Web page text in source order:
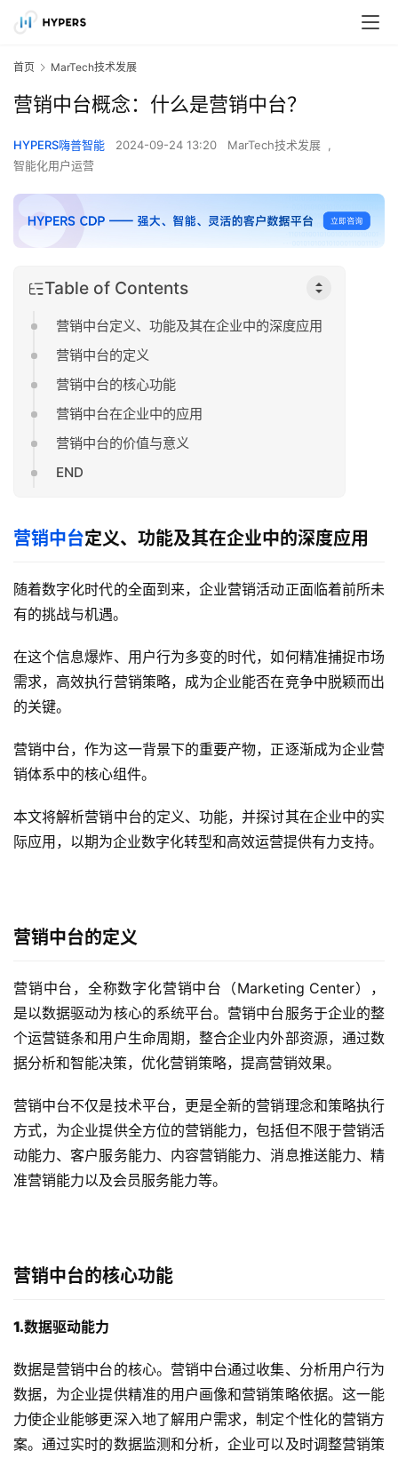
首页 MarTech技术发展
营销中台概念：什么是营销中台？
HYPERS嗨普智能 2024-09-24 13:20 MarTech技术发展 ,
智能化用户运营
Table of Contents
营销中台定义、功能及其在企业中的深度应用
营销中台的定义
营销中台的核心功能
营销中台在企业中的应用
营销中台的价值与意义
END
营销中台定义、功能及其在企业中的深度应用
随着数字化时代的全面到来，企业营销活动正面临着前所未
有的挑战与机遇。
在这个信息爆炸、用户行为多变的时代，如何精准捕捉市场
需求，高效执行营销策略，成为企业能否在竞争中脱颖而出
的关键。
营销中台，作为这一背景下的重要产物，正逐渐成为企业营
销体系中的核心组件。
本文将解析营销中台的定义、功能，并探讨其在企业中的实
际应用，以期为企业数字化转型和高效运营提供有力支持。
营销中台的定义
营销中台，全称数字化营销中台（Marketing Center），
是以数据驱动为核心的系统平台。营销中台服务于企业的整
个运营链条和用户生命周期，整合企业内外部资源，通过数
据分析和智能决策，优化营销策略，提高营销效果。
营销中台不仅是技术平台，更是全新的营销理念和策略执行
方式，为企业提供全方位的营销能力，包括但不限于营销活
动能力、客户服务能力、内容营销能力、消息推送能力、精
准营销能力以及会员服务能力等。
营销中台的核心功能
1.数据驱动能力
数据是营销中台的核心。营销中台通过收集、分析用户行为
数据，为企业提供精准的用户画像和营销策略依据。这一能
力使企业能够更深入地了解用户需求，制定个性化的营销方
案。通过实时的数据监测和分析，企业可以及时调整营销策